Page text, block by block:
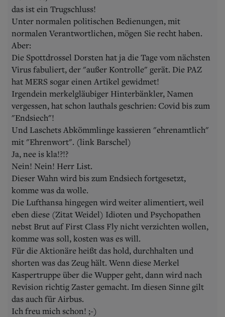
das ist ein Trugschluss!
Unter normalen politischen Bedienungen, mit
normalen Verantwortlichen, mögen Sie recht haben.
Aber:
Die Spottdrossel Dorsten hat ja die Tage vom nächsten
Virus fabuliert, der "außer Kontrolle" gerät. Die PAZ
hat MERS sogar einen Artikel gewidmet!
Irgendein merkelgläubiger Hinterbänkler, Namen
vergessen, hat schon lauthals geschrien: Covid bis zum
"Endsiech"!
Und Laschets Abkömmlinge kassieren "ehrenamtlich"
mit "Ehrenwort". (link Barschel)
Ja, nee is kla!?!?
Nein! Nein! Herr List.
Dieser Wahn wird bis zum Endsiech fortgesetzt,
komme was da wolle.
Die Lufthansa hingegen wird weiter alimentiert, weil
eben diese (Zitat Weidel) Idioten und Psychopathen
nebst Brut auf First Class Fly nicht verzichten wollen,
komme was soll, kosten was es will.
Für die Aktionäre heißt das hold, durchhalten und
shorten was das Zeug hält. Wenn diese Merkel
Kaspertruppe über die Wupper geht, dann wird nach
Revision richtig Zaster gemacht. Im diesen Sinne gilt
das auch für Airbus.
Ich freu mich schon! ;-)